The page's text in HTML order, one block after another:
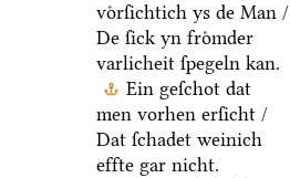
voͤrſichtich ys de Man /
De ſick yn froͤmder
varlicheit ſpegeln kan.
Ein geſchot dat
men vorhen erſicht /
Dat ſchadet weinich
effte gar nicht.